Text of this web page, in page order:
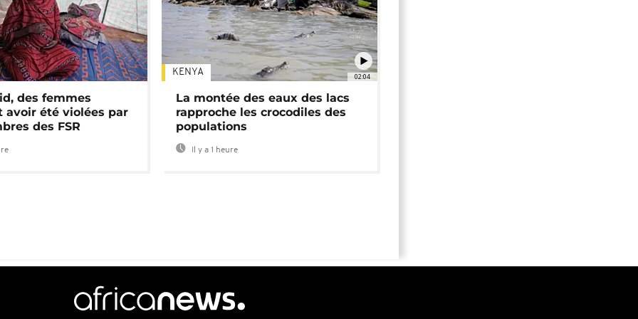
des femmes
avoir été violées par
des FSR
02:04
KENYA
La montée des eaux des lacs
rapproche les crocodiles des
populations
Il y a 1 heure